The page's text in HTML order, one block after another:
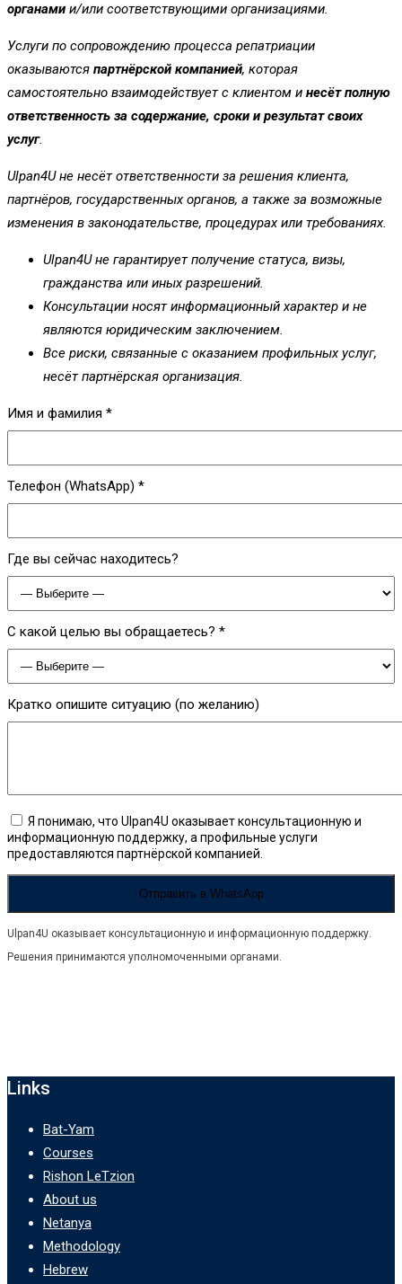
органами и/или соответствующими организациями.
Услуги по сопровождению процесса репатриации
оказываются партнёрской компанией, которая
самостоятельно взаимодействует с клиентом и несёт полную
ответственность за содержание, сроки и результат своих
услуг.
Ulpan4U не несёт ответственности за решения клиента,
партнёров, государственных органов, а также за возможные
изменения в законодательстве, процедурах или требованиях.
Ulpan4U не гарантирует получение статуса, визы,
гражданства или иных разрешений.
Консультации носят информационный характер и не
являются юридическим заключением.
Все риски, связанные с оказанием профильных услуг,
несёт партнёрская организация.
Имя и фамилия *
Телефон (WhatsApp) *
Где вы сейчас находитесь?
С какой целью вы обращаетесь? *
Кратко опишите ситуацию (по желанию)
Я понимаю, что Ulpan4U оказывает консультационную и
информационную поддержку, а профильные услуги
предоставляются партнёрской компанией.
Отправить в WhatsApp
Ulpan4U оказывает консультационную и информационную поддержку.
Решения принимаются уполномоченными органами.
Links
Bat-Yam
Courses
Rishon LeTzion
About us
Netanya
Methodology
Hebrew